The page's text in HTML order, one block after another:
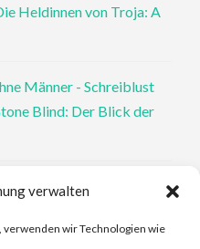
verwalten
verwenden wir Technologien wie
Heldinnen von Troja: A
Männer - Schreiblust
Blind: Der Blick der
und ihre Mörder: Dr. Pat
du dir wünschst, deine